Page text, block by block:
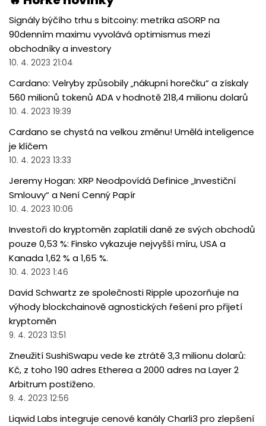
Signály býčího trhu s bitcoiny: metrika aSORP na
90denním maximu vyvolává optimismus mezi
obchodníky a investory
10. 4. 2023 21:04
Cardano: Velryby způsobily „nákupní horečku“ a získaly
560 milionů tokenů ADA v hodnotě 218,4 milionu dolarů
10. 4. 2023 19:39
Cardano se chystá na velkou změnu! Umělá inteligence
je klíčem
10. 4. 2023 13:33
Jeremy Hogan: XRP Neodpovídá Definice „Investiční
Smlouvy“ a Není Cenný Papír
10. 4. 2023 10:06
Investoři do kryptoměn zaplatili daně ze svých obchodů
pouze 0,53 %: Finsko vykazuje nejvyšší míru, USA a
Kanada 1,62 % a 1,65 %.
10. 4. 2023 1:46
David Schwartz ze společnosti Ripple upozorňuje na
výhody blockchainově agnostických řešení pro přijetí
kryptoměn
9. 4. 2023 13:51
Zneužití SushiSwapu vede ke ztrátě 3,3 milionu dolarů:
Kč, z toho 190 adres Etherea a 2000 adres na Layer 2
Arbitrum postiženo.
9. 4. 2023 12:56
Liqwid Labs integruje cenové kanály Charli3 pro zlepšení